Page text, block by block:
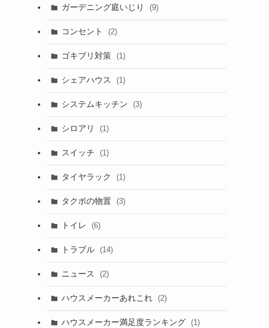
ガーデニング庭いじり (9)
コンセント (2)
ゴキブリ対策 (1)
シェアハウス (1)
システムキッチン (3)
シロアリ (1)
スイッチ (1)
タイヤラック (1)
タクボの物置 (3)
トイレ (6)
トラブル (14)
ニュース (2)
ハウスメーカーあれこれ (2)
ハウスメーカー満足度ランキング (1)